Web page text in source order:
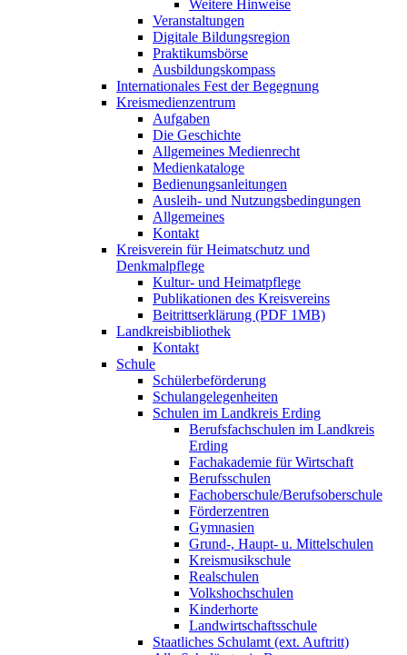
Weitere Hinweise
Veranstaltungen
Digitale Bildungsregion
Praktikumsbörse
Ausbildungskompass
Internationales Fest der Begegnung
Kreismedienzentrum
Aufgaben
Die Geschichte
Allgemeines Medienrecht
Medienkataloge
Bedienungsanleitungen
Ausleih- und Nutzungsbedingungen
Allgemeines
Kontakt
Kreisverein für Heimatschutz und
Denkmalpflege
Kultur- und Heimatpflege
Publikationen des Kreisvereins
Beitrittserklärung (PDF 1MB)
Landkreisbibliothek
Kontakt
Schule
Schülerbeförderung
Schulangelegenheiten
Schulen im Landkreis Erding
Berufsfachschulen im Landkreis
Erding
Fachakademie für Wirtschaft
Berufsschulen
Fachoberschule/Berufsoberschule
Förderzentren
Gymnasien
Grund-, Haupt- u. Mittelschulen
Kreismusikschule
Realschulen
Volkshochschulen
Kinderhorte
Landwirtschaftsschule
Staatliches Schulamt (ext. Auftritt)